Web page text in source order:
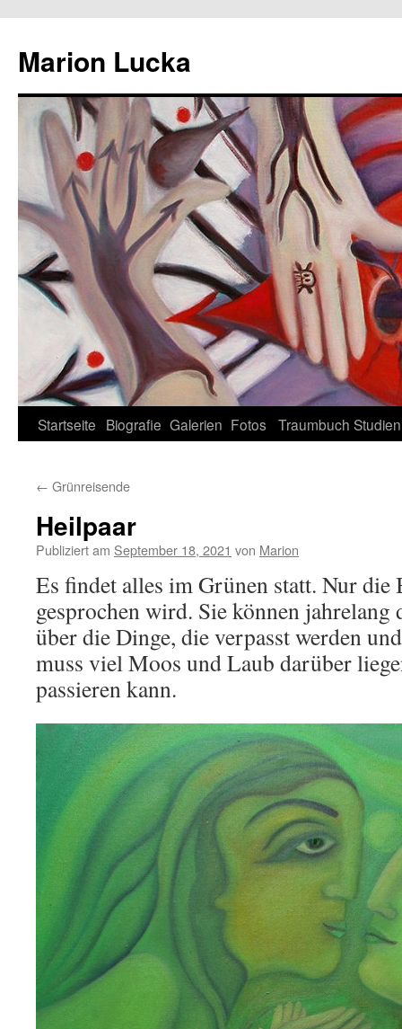
Marion Lucka
Zum
springen
Startseite Biografie Galerien Fotos Traumbuch Studien
← Grünreisende
Heilpaar
Publiziert am September 18, 2021 von Marion
Es findet alles im Grünen statt. Nur die
gesprochen wird. Sie können jahrelang
über die Dinge, die verpasst werden
muss viel Moos und Laub darüber
passieren kann.